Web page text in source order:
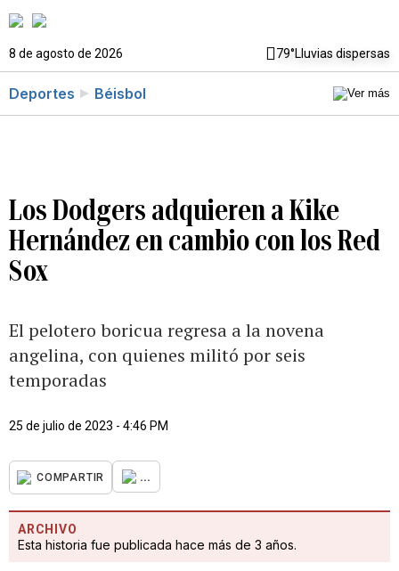
8 de agosto de 2026 79°Lluvias dispersas
Deportes Béisbol
Los Dodgers adquieren a Kike
Hernández en cambio con los Red
Sox
El pelotero boricua regresa a la novena
angelina, con quienes militó por seis
temporadas
25 de julio de 2023 - 4:46 PM
COMPARTIR ...
ARCHIVO
Esta historia fue publicada hace más de 3 años.